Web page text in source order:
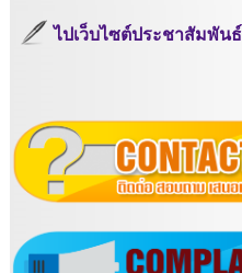
ไปเว็บไซต์ประชาสัมพันธ์